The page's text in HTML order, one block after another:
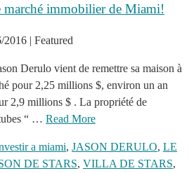
marché immobilier de Miami!
2016 | Featured
Derulo vient de remettre sa maison à
pour 2,25 millions $, environ un an
2,9 millions $ . La propriété de
“ … Read More
a miami, JASON DERULO, LE
DE STARS, VILLA DE STARS,